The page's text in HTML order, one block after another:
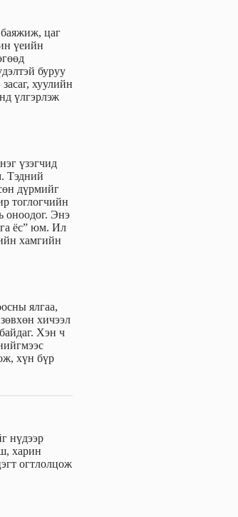
баяжиж, цаг
үеийн
буруу
хуулийн
үлгэрлэж
үзэгчид
Тэдний
дүрмийг
тоглогчийн
оноодог. Энэ
ёс” юм. Ил
хамгийн
ялгаа,
хичээл
Хэн ч
хүн бүр
нүдээр
харин
огтлолцож